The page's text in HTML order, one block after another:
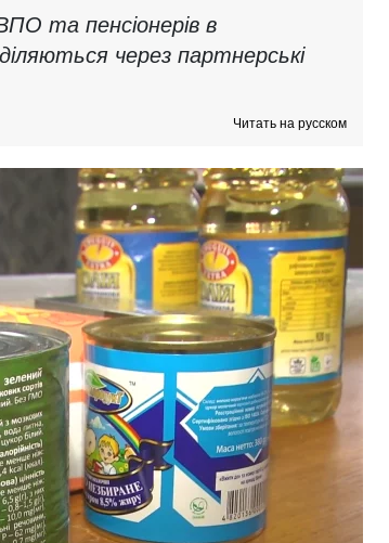
та пенсіонерів в
через партнерські
Читать на русском